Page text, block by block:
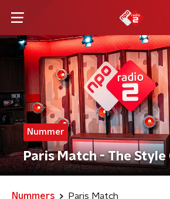
Nummer
Paris Match - The Style
Nummers Paris Match